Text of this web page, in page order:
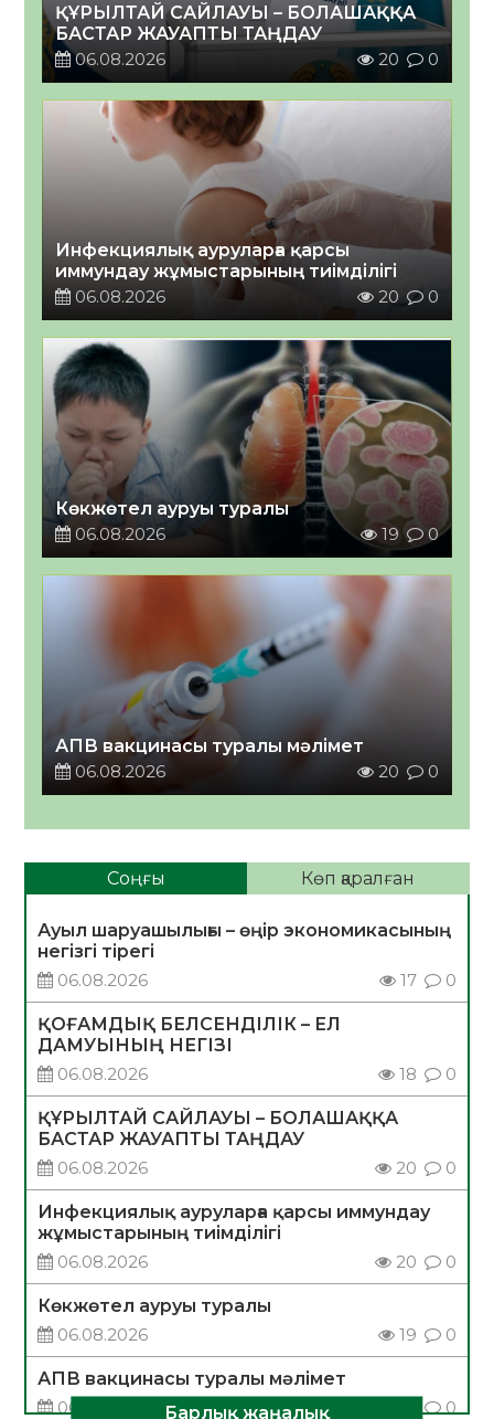
ҚҰРЫЛТАЙ САЙЛАУЫ – БОЛАШАҚҚА
БАСТАР ЖАУАПТЫ ТАҢДАУ
06.08.2026
20 0
Инфекциялық ауруларға қарсы
иммундау жұмыстарының тиімділігі
06.08.2026
20 0
Көкжөтел ауруы туралы
06.08.2026
19 0
АПВ вакцинасы туралы мәлімет
06.08.2026
20 0
Соңғы Көп қаралған
Ауыл шаруашылығы – өңір экономикасының
негізгі тірегі
06.08.2026
17 0
ҚОҒАМДЫҚ БЕЛСЕНДІЛІК – ЕЛ
ДАМУЫНЫҢ НЕГІЗІ
06.08.2026
18 0
ҚҰРЫЛТАЙ САЙЛАУЫ – БОЛАШАҚҚА
БАСТАР ЖАУАПТЫ ТАҢДАУ
06.08.2026
20 0
Инфекциялық ауруларға қарсы иммундау
жұмыстарының тиімділігі
06.08.2026
20 0
Көкжөтел ауруы туралы
06.08.2026
19 0
АПВ вакцинасы туралы мәлімет
06.08.2026
0
Барлық жаңалық